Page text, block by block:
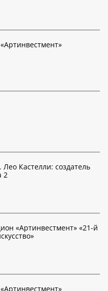
Кастелли: создатель
2
«Артинвестмент» «21-й